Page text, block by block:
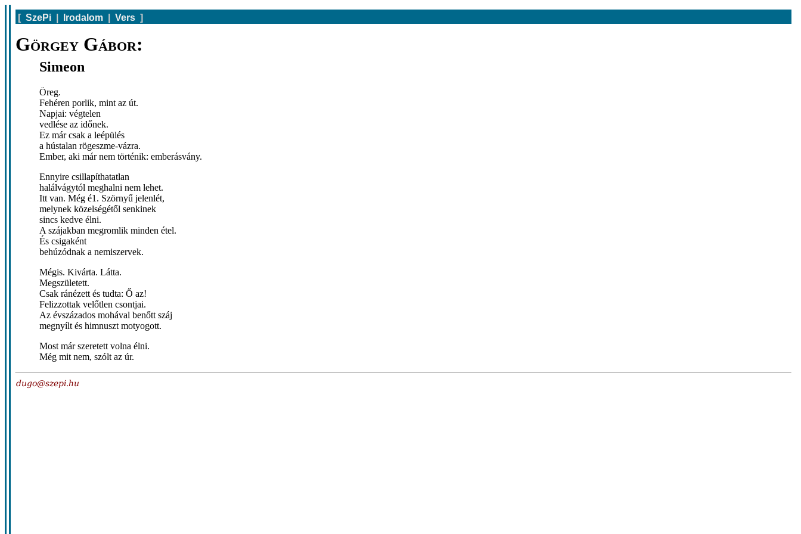
[ SzePi Irodalom Vers ]
Görgey Gábor:
Simeon
Öreg.
Fehéren porlik, mint az út.
Napjai: végtelen
vedlése az időnek.
Ez már csak a leépülés
a hústalan rögeszme-vázra.
Ember, aki már nem történik: emberásvány.
Ennyire csillapíthatatlan
halálvágytól meghalni nem lehet.
Itt van. Még é1. Szörnyű jelenlét,
melynek közelségétől senkinek
sincs kedve élni.
A szájakban megromlik minden étel.
És csigaként
behúzódnak a nemiszervek.
Mégis. Kivárta. Látta.
Megszületett.
Csak ránézett és tudta: Ő az!
Felizzottak velőtlen csontjai.
Az évszázados mohával benőtt száj
megnyílt és himnuszt motyogott.
Most már szeretett volna élni.
Még mit nem, szólt az úr.